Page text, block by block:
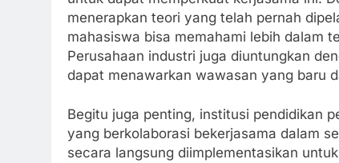
menerapkan teori yang telah pernah
mahasiswa bisa memahami lebih dalam
Perusahaan industri juga diuntungkan
dapat menawarkan wawasan yang baru
Begitu juga penting, institusi pendidikan
yang berkolaborasi bekerjasama dalam
secara langsung diimplementasikan